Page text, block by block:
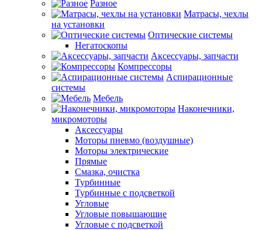
Разное
Матрасы, чехлы
на установки
Оптические системы
Негатоскопы
Аксессуары, запчасти
Компрессоры
Аспирационные
системы
Мебель
Наконечники,
микромоторы
Аксессуары
Моторы пневмо (воздушные)
Моторы электрические
Прямые
Смазка, очистка
Турбинные
Турбинные с подсветкой
Угловые
Угловые повышающие
Угловые с подсветкой